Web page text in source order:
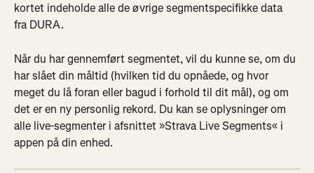
kortet indeholde alle de øvrige segmentspecifikke data
fra DURA.
Når du har gennemført segmentet, vil du kunne se, om du
har slået din måltid (hvilken tid du opnåede, og hvor
meget du lå foran eller bagud i forhold til dit mål), og om
det er en ny personlig rekord. Du kan se oplysninger om
alle live-segmenter i afsnittet »Strava Live Segments« i
appen på din enhed.